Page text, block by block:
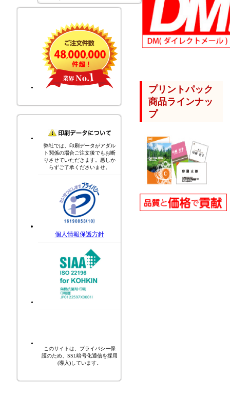
弊社では、印刷データがアダル
ト関係の場合ご注文後でもお断
りさせていただきます。悪しか
らずご了承くださいませ。
個人情報保護方針
このサイトは、プライバシー保
護のため、SSL暗号化通信を採用
(導入)しています。
プリントパック
商品ラインナッ
プ